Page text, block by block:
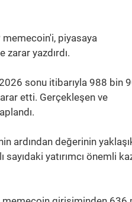
memecoin'i, piyasaya
zarar yazdırdı.
sonu itibarıyla 988 bin
etti. Gerçekleşen ve
ardından değerinin
yatırımcı önemli